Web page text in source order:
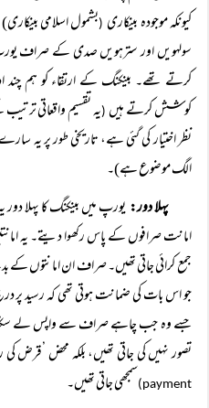
کیونکہ موجودہ بینکاری (بشمول اسلامی
سولہویں اور سترہویں صدی کے صراف
کرتے تھے۔ بینکنگ کے ارتقاء کو ہم چند
کوشش کرتے ہیں (یہ تقسیم واقعاتی
نظر اختیار کی گئی ہے، تاریخی طور پر
الگ موضوع ہے)۔
پہلا دور: یورپ میں بینکنگ کا پہلا دور
امانت صرافوں کے پاس رکھوا دیتے۔ یہ
جمع کرائی جاتی تھیں۔ صراف ان امانتوں
جو اس بات کی ضمانت ہوتی تھی کہ رسید پر
جسے وہ جب چاہے صراف سے واپس لے سکتا
تصور نہیں کی جاتی تھیں، بلکہ محض ’قرض کی
payment)
سمجھی جاتی تھیں۔